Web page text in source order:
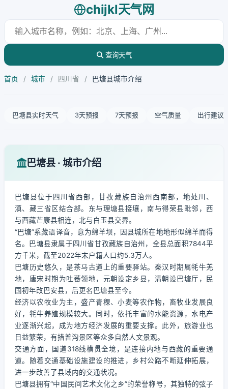
chijkl天气网
查询天气
首页 / 城市 / 四川省 / 巴塘县城市介绍
巴塘县实时天气 3天预报 7天预报 空气质量 出行建议
巴塘县 · 城市介绍
巴塘县位于四川省西部，甘孜藏族自治州西南部，地处川、
滇、藏三省区结合部。东与理塘县接壤，南与得荣县毗邻，西
与西藏芒康县相连，北与白玉县交界。
“巴塘”系藏语译音，意为绵羊坝，因县城所在地地形似绵羊而得
名。巴塘县隶属于四川省甘孜藏族自治州，全县总面积7844平
方千米，截至2022年末户籍人口约5.3万人。
巴塘历史悠久，是茶马古道上的重要驿站。秦汉时期属牦牛羌
地，唐宋时期为吐蕃领地，元朝设定乡县，清朝设巴塘厅，民
国初年改巴安县，后更名巴塘县至今。
经济以农牧业为主，盛产青稞、小麦等农作物，畜牧业发展良
好，牦牛养殖规模较大。同时，依托丰富的水能资源，水电产
业逐渐兴起，成为地方经济发展的重要支撑。此外，旅游业也
日益繁荣，有措普沟景区等众多自然人文景观。
交通方面，国道318线横贯全境，是连接内地与西藏的重要通
道。随着交通基础设施建设的推进，乡村公路不断延伸拓展，
进一步改善了县域内的交通状况。
巴塘县拥有“中国民间艺术文化之乡”的荣誉称号，其独特的弦子